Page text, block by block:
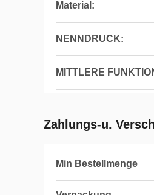
Material:
NENNDRUCK:
MITTLERE
Zahlungs-u.
Min Bestellmenge